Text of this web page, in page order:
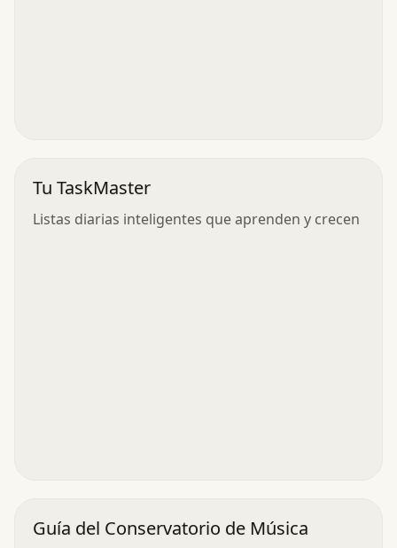
Tu TaskMaster
Listas diarias inteligentes que aprenden y crecen
Guía del Conservatorio de Música